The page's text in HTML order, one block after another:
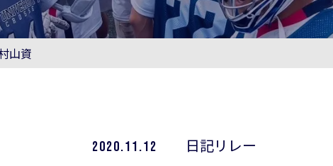
山資
2020.11.12 日記リレー